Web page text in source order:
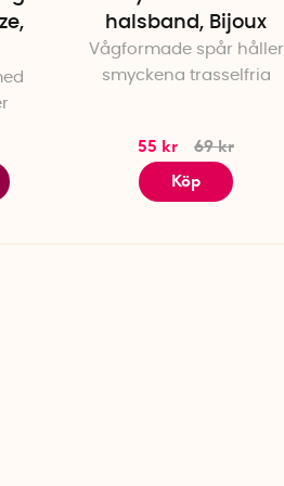
halsband, Bijoux
Vågformade spår håller
smyckena trasselfria
55 kr
69 kr
Köp